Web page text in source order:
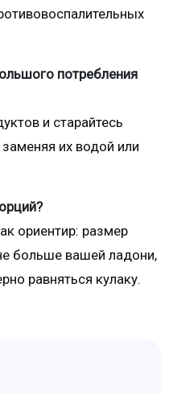
потребления
и старайтесь
их водой или
ориентир: размер
больше вашей ладони,
равняться кулаку.